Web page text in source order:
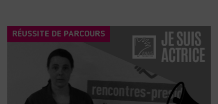
RÉUSSITE DE PARCOURS